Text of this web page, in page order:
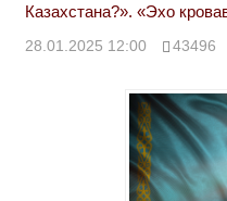
Казахстана?». «Эхо
28.01.2025 12:00 43496